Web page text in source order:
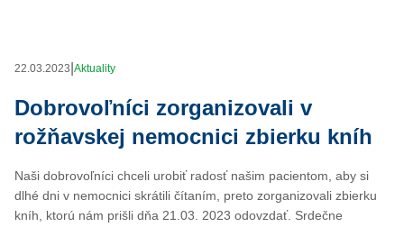
22.03.2023 Aktuality
Dobrovoľníci zorganizovali v
rožňavskej nemocnici zbierku kníh
Naši dobrovoľníci chceli urobiť radosť našim pacientom, aby si
dlhé dni v nemocnici skrátili čítaním, preto zorganizovali zbierku
kníh, ktorú nám prišli dňa 21.03. 2023 odovzdať. Srdečne